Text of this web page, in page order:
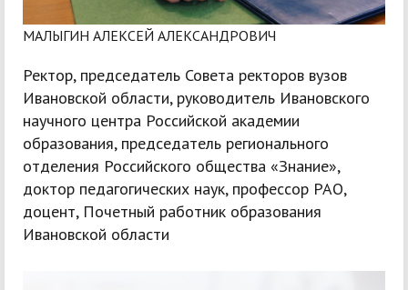
МАЛЫГИН АЛЕКСЕЙ АЛЕКСАНДРОВИЧ
Ректор, председатель Совета ректоров вузов
Ивановской области, руководитель Ивановского
научного центра Российской академии
образования, председатель регионального
отделения Российского общества «Знание»,
доктор педагогических наук, профессор РАО,
доцент, Почетный работник образования
Ивановской области